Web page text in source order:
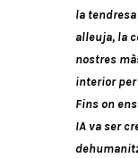
la
alleuja, la
nostres
interior per
Fins on
IA va ser